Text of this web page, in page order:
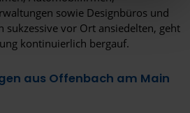
bestätigen. Ihre Einwilligung
später geändert oder
Sie auf die Schaltfläche
Sie in unserer
sowie Designbüros und
sukzessive vor Ort ansiedelten, geht
kontinuierlich bergauf.
aus Offenbach am Main